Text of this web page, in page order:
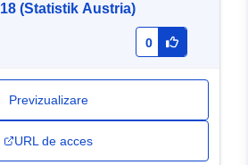
(Statistik Austria)
0
Previzualizare
URL de acces